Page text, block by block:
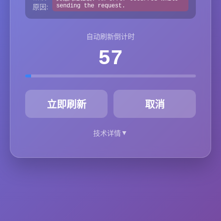
原因:
sending the request.
自动刷新倒计时
57
立即刷新 取消
技术详情▼